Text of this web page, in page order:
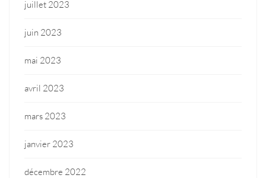
juillet 2023
juin 2023
mai 2023
avril 2023
mars 2023
janvier 2023
décembre 2022